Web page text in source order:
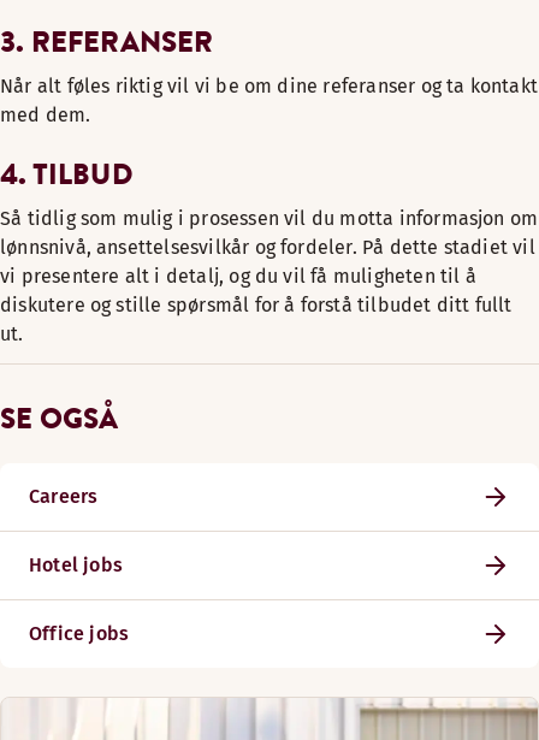
3. REFERANSER
Når alt føles riktig vil vi be om dine referanser og ta kontakt
med dem.
4. TILBUD
Så tidlig som mulig i prosessen vil du motta informasjon om
lønnsnivå, ansettelsesvilkår og fordeler. På dette stadiet vil
vi presentere alt i detalj, og du vil få muligheten til å
diskutere og stille spørsmål for å forstå tilbudet ditt fullt
ut.
SE OGSÅ
Careers
Hotel jobs
Office jobs